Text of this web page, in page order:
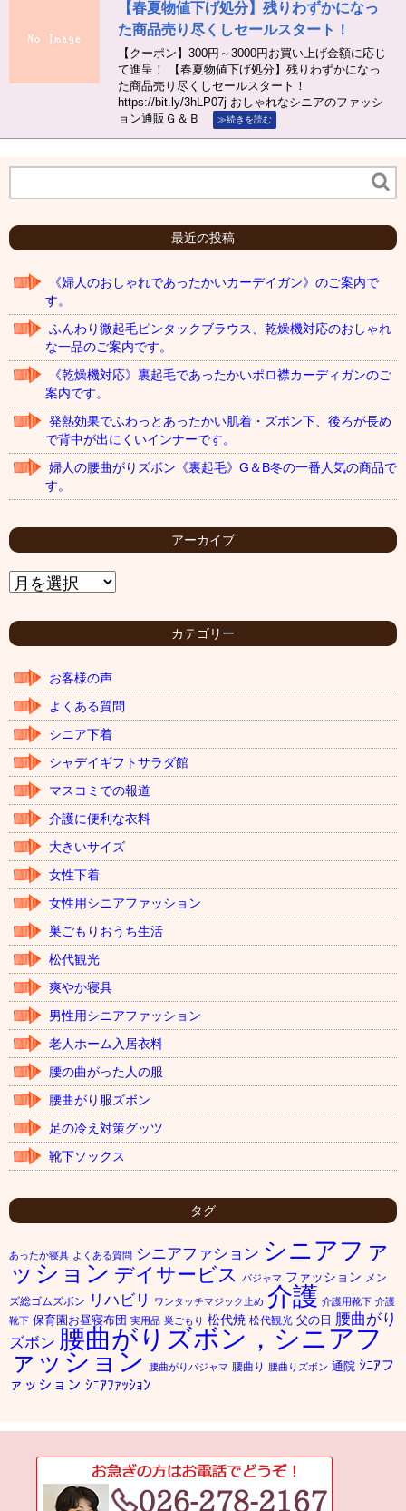
【春夏物値下げ処分】残りわずかになっ
た商品売り尽くしセールスタート！
【クーポン】300円～3000円お買い上げ金額に応じ
て進呈！ 【春夏物値下げ処分】残りわずかになっ
た商品売り尽くしセールスタート！
https://bit.ly/3hLP07j おしゃれなシニアのファッシ
ョン通販Ｇ＆Ｂ
≫続きを読む
最近の投稿
《婦人のおしゃれであったかいカーデイガン》のご案内で
す。
ふんわり微起毛ピンタックブラウス、乾燥機対応のおしゃれ
な一品のご案内です。
《乾燥機対応》裏起毛であったかいポロ襟カーディガンのご
案内です。
発熱効果でふわっとあったかい肌着・ズボン下、後ろが長め
で背中が出にくいインナーです。
婦人の腰曲がりズボン《裏起毛》G＆B冬の一番人気の商品で
す。
アーカイブ
ア
ー
イ
ブ
カテゴリー
お客様の声
よくある質問
シニア下着
シャデイギフトサラダ館
マスコミでの報道
介護に便利な衣料
大きいサイズ
女性下着
女性用シニアファッション
巣ごもりおうち生活
松代観光
爽やか寝具
男性用シニアファッション
老人ホーム入居衣料
腰の曲がった人の服
腰曲がり服ズボン
足の冷え対策グッツ
靴下ソックス
タグ
あったか寝具 よくある質問 シニアファション シニアファ
ッション デイサービス パジャマ ファッション メン
ズ総ゴムズボン
リハビリ ワンタッチマジック止め 介護 介護用靴下 介護
靴下 保育園お昼寝布団 実用品 巣ごもり 松代焼 松代観光 父の日 腰曲がり
ズボン 腰曲がりズボン，シニアフ
ァッション 腰曲がりパジャマ 腰曲り 腰曲りズボン 通院 ｼﾆｱフ
ァッション ｼﾆｱﾌｧｯｼｮﾝ